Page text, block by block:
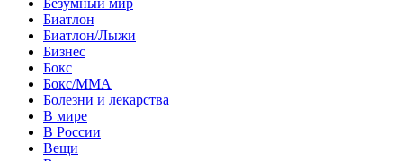
Безумный мир
Биатлон
Биатлон/Лыжи
Бизнес
Бокс
Бокс/MMA
Болезни и лекарства
В мире
В России
Вещи